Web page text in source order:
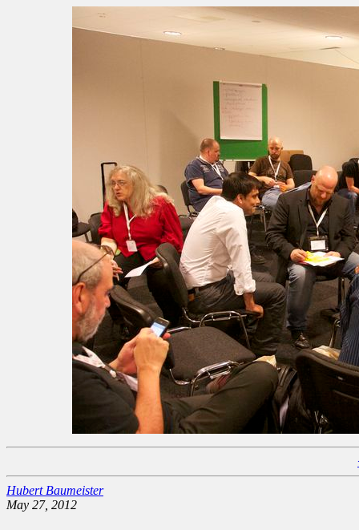
Hubert Baumeister
May 27, 2012